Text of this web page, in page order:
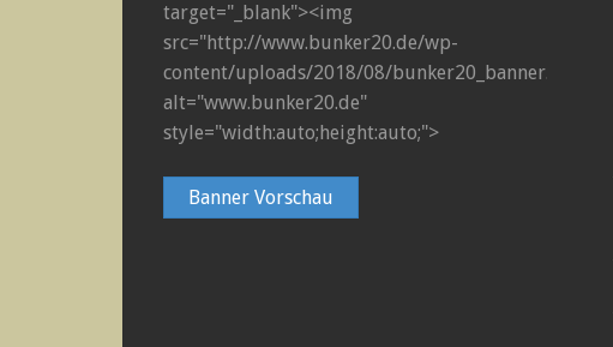
target="_blank"><img
src="http://www.bunker20.de/wp-
content/uploads/2018/08/bunker20_banner.jpg"
alt="www.bunker20.de"
style="width:auto;height:auto;">
Banner Vorschau